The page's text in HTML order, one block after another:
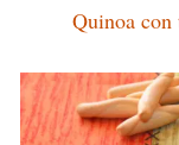
Quinoa con